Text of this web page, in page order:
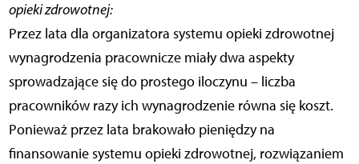
opieki zdrowotnej:
Przez lata dla organizatora systemu opieki zdrowotnej
wynagrodzenia pracownicze miały dwa aspekty
sprowadzające się do prostego iloczynu – liczba
pracowników razy ich wynagrodzenie równa się koszt.
Ponieważ przez lata brakowało pieniędzy na
finansowanie systemu opieki zdrowotnej, rozwiązaniem